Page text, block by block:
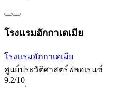
โรงแรมอักกาเดเมีย
โรงแรมอักกาเดเมีย
ศูนย์ประวัติศาสตร์ฟลอเรนซ์
9.2/10